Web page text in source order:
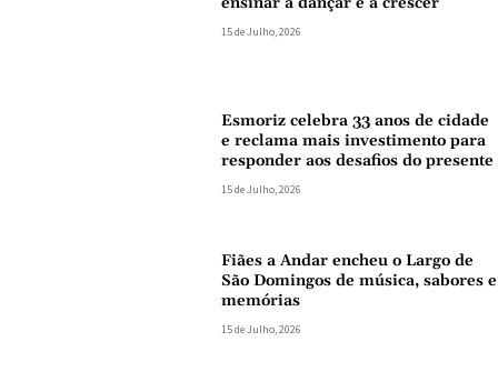
15 de Julho, 2026
Esmoriz celebra 33 anos de cidade
e reclama mais investimento para
responder aos desafios do presente
15 de Julho, 2026
Fiães a Andar encheu o Largo de
São Domingos de música, sabores e
memórias
15 de Julho, 2026